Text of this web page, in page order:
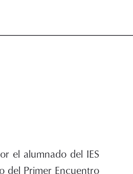
el alumnado del IES
del Primer Encuentro